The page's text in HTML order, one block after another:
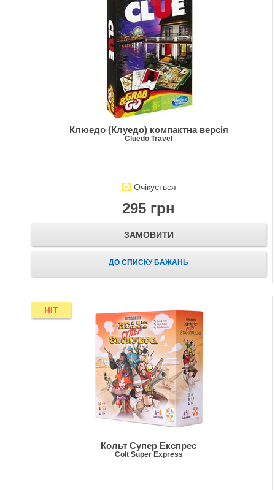
Клюедо (Клуедо) компактна версія
Cluedo Travel
Очікується
295 грн
ЗАМОВИТИ
ДО СПИСКУ БАЖАНЬ
HIT
Кольт Супер Експрес
Colt Super Express